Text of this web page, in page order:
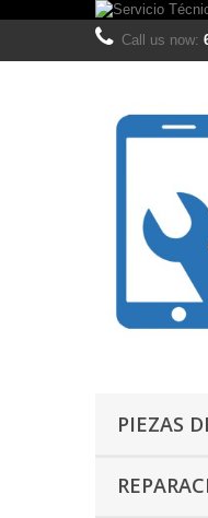
Call us now:
PIEZAS